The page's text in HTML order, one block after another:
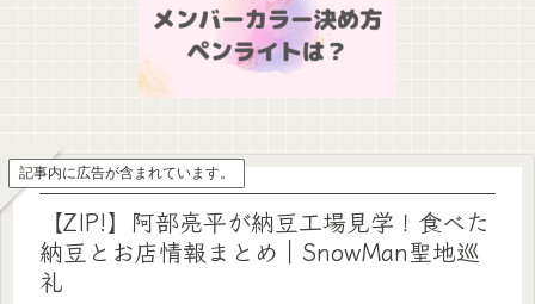
記事内に広告が含まれています。
【ZIP!】阿部亮平が納豆工場見学！食べた
納豆とお店情報まとめ｜SnowMan聖地巡
礼